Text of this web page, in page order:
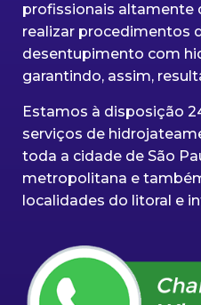
profissionais altamente
realizar procedimentos
desentupimento com
garantindo, assim,
Estamos à disposição
serviços de
toda a cidade de São
metropolitana e
localidades do litoral e